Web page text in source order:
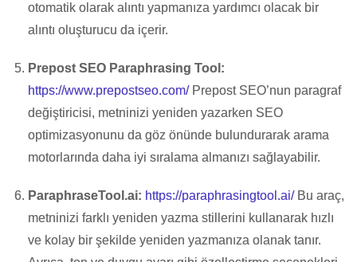
otomatik olarak alıntı yapmanıza yardımcı olacak bir
alıntı oluşturucu da içerir.
Prepost SEO Paraphrasing Tool:
https://www.prepostseo.com/Prepost SEO’nun paragraf
değiştiricisi, metninizi yeniden yazarken SEO
optimizasyonunu da göz önünde bulundurarak arama
motorlarında daha iyi sıralama almanızı sağlayabilir.
ParaphraseTool.ai: https://paraphrasingtool.ai/Bu araç,
metninizi farklı yeniden yazma stillerini kullanarak hızlı
ve kolay bir şekilde yeniden yazmanıza olanak tanır.